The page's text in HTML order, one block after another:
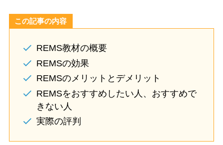
この記事の内容
REMS教材の概要
REMSの効果
REMSのメリットとデメリット
REMSをおすすめしたい人、おすすめで
きない人
実際の評判